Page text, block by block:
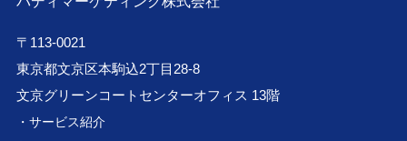
〒113-0021
東京都文京区本駒込2丁目28-8
文京グリーンコートセンターオフィス 13階
・サービス紹介